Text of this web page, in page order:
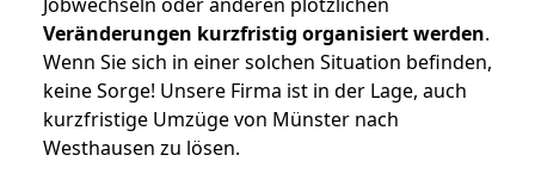
Veränderungen kurzfristig organisiert werden.
Wenn Sie sich in einer solchen Situation befinden,
keine Sorge! Unsere Firma ist in der Lage, auch
kurzfristige Umzüge von Münster nach
Westhausen zu lösen.